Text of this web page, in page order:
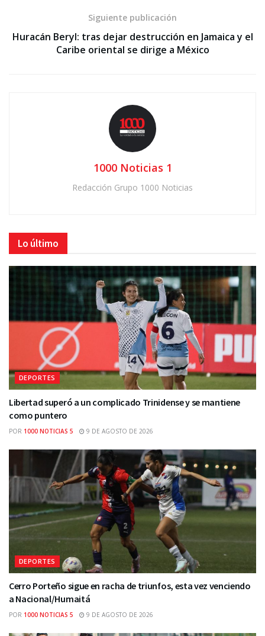
Siguiente publicación
Huracán Beryl: tras dejar destrucción en Jamaica y el
Caribe oriental se dirige a México
1000 Noticias 1
Redacción Grupo 1000 Noticias
Lo último
DEPORTES
Libertad superó a un complicado Trinidense y se mantiene
como puntero
POR 1000 NOTICIAS 5 9 DE AGOSTO DE 2026
DEPORTES
Cerro Porteño sigue en racha de triunfos, esta vez venciendo
a Nacional/Humaitá
POR 1000 NOTICIAS 5 9 DE AGOSTO DE 2026